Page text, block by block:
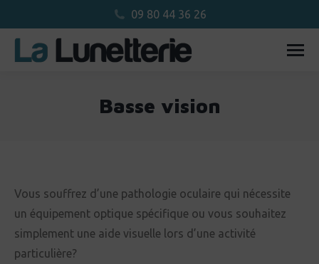
09 80 44 36 26
Basse vision
Vous souffrez d’une pathologie oculaire qui nécessite
un équipement optique spécifique ou vous souhaitez
simplement une aide visuelle lors d’une activité
particulière?